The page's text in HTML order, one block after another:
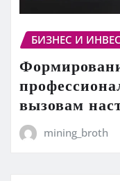
БИЗНЕС И
вызовам
mining_broth